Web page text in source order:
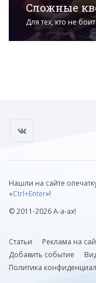
Сложные
Для тех, кто не
Нашли на сайте
«Ctrl+Enter»!
© 2011-2026 А-а-ах!
Статьи Реклама на
Добавить событие
Политика